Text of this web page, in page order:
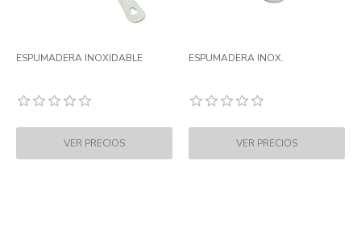
ESPUMADERA INOXIDABLE ESPUMADERA INOX.